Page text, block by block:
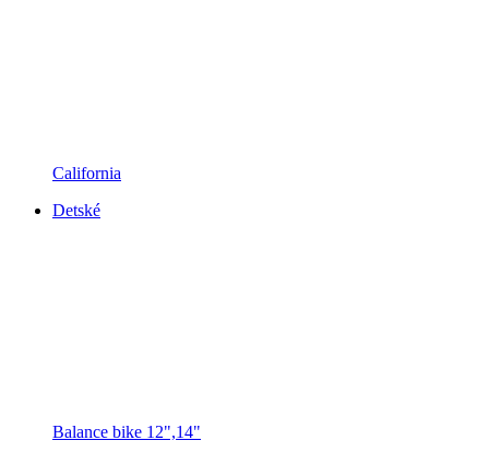
California
Detské
Balance bike 12",14"